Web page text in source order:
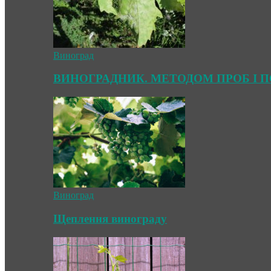
Виноград
ВИНОГРАДНИК. МЕТОДОМ ПРОБ І
Виноград
Щеплення винограду